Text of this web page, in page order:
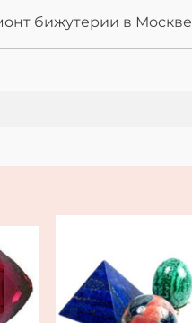
бижутерии в Москве